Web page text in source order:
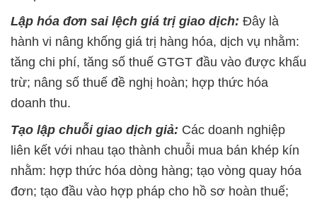
Lập hóa đơn sai lệch giá trị giao dịch: Đây là
hành vi nâng khống giá trị hàng hóa, dịch vụ nhằm:
tăng chi phí, tăng số thuế GTGT đầu vào được khấu
trừ; nâng số thuế đề nghị hoàn; hợp thức hóa
doanh thu.
Tạo lập chuỗi giao dịch giả: Các doanh nghiệp
liên kết với nhau tạo thành chuỗi mua bán khép kín
nhằm: hợp thức hóa dòng hàng; tạo vòng quay hóa
đơn; tạo đầu vào hợp pháp cho hồ sơ hoàn thuế;